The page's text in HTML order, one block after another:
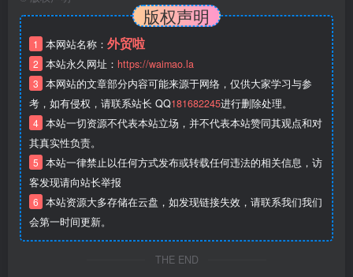
版权声明
1 本网站名称： 外贸啦
2 本站永久网址： https://waimao.la
3 本网站的文章部分内容可能来源于网络，仅供大家学习与参
考，如有侵权，请联系站长 QQ181682245进行删除处理。
4 本站一切资源不代表本站立场，并不代表本站赞同其观点和对
其真实性负责。
5 本站一律禁止以任何方式发布或转载任何违法的相关信息，访
客发现请向站长举报
6 本站资源大多存储在云盘，如发现链接失效，请联系我们我们
会第一时间更新。
THE END